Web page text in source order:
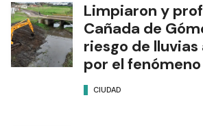
Limpiaron y
Cañada de
riesgo de
por el fenómeno
CIUDAD